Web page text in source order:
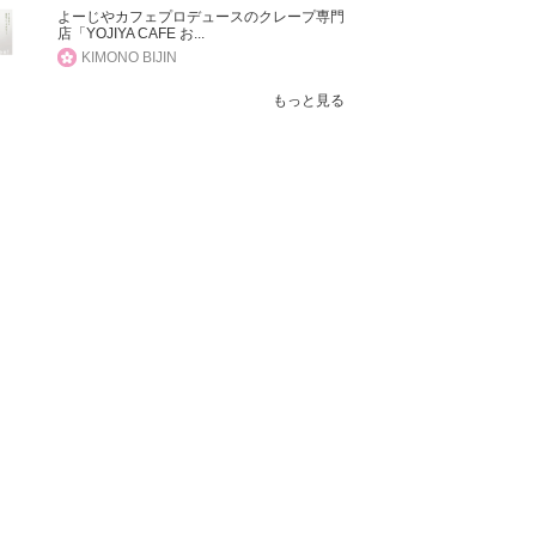
よーじやカフェプロデュースのクレープ専門
店「YOJIYA CAFE お...
KIMONO BIJIN
もっと見る